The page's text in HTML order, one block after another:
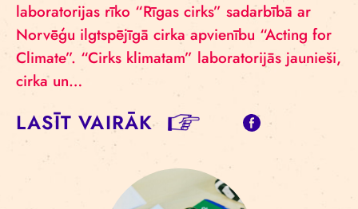
laboratorijas rīko “Rīgas cirks” sadarbībā ar
Norvēģu ilgtspējīgā cirka apvienību “Acting for
Climate”. “Cirks klimatam” laboratorijās jaunieši,
cirka un…
LASĪT VAIRĀK